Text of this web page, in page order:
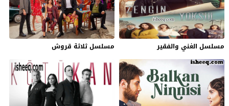
مسلسل الغني والفقير مسلسل ثلاثة قروش